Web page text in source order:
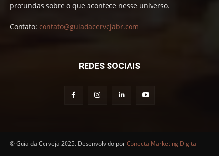
profundas sobre o que acontece nesse universo.
Contato: contato@guiadacervejabr.com
REDES SOCIAIS
© Guia da Cerveja 2025. Desenvolvido porConecta Marketing Digital